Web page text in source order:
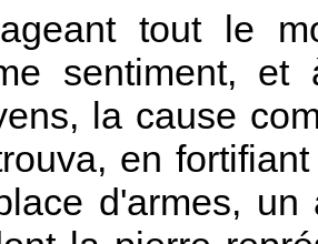
tout le
sentiment,
la cause
en
d'armes, un